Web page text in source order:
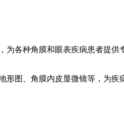
为各种角膜和眼表疾病患者提
图、角膜内皮显微镜等，为